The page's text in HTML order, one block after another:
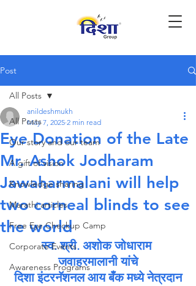
Post
All Posts
Our story and our team
A gift of vision
Knowledge sharing
Marathi articles
Free Eye Checkup Camp
Corporate Events
Awareness Programs
All Posts
Eye Donation of the Late
Mr. Ashok Jodharam
Jawaharmalani will help
two corneal blinds to see
the world
anildeshmukh
May 7, 2025 2 min read
स्व. श्री. अशोक जोधाराम
जवाहरमालानी यांचे
दिशा इंटरनॅशनल आय बँक मध्ये नेत्रदान